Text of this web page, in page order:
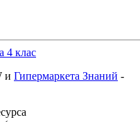
4 клас
и Гипермаркета Знаний -